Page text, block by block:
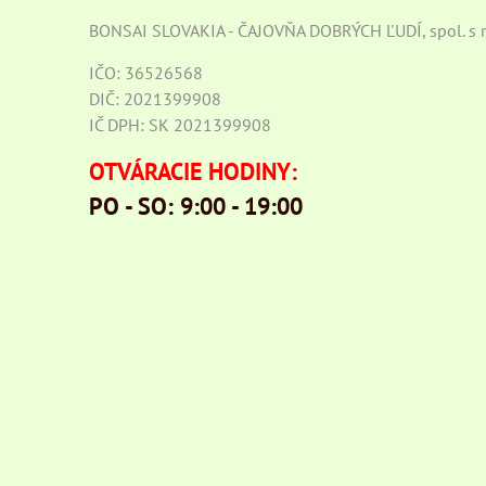
BONSAI SLOVAKIA - ČAJOVŇA DOBRÝCH ĽUDÍ, spol. s
IČO: 36526568
DIČ: 2021399908
IČ DPH: SK 2021399908
OTVÁRACIE HODINY:
PO - SO: 9:00 - 19:00